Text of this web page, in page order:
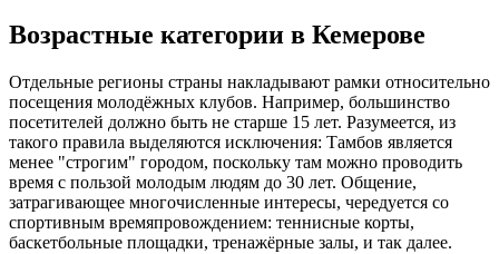
Возрастные категории в Кемерове
Отдельные регионы страны накладывают рамки относительно
посещения молодёжных клубов. Например, большинство
посетителей должно быть не старше 15 лет. Разумеется, из
такого правила выделяются исключения: Тамбов является
менее "строгим" городом, поскольку там можно проводить
время с пользой молодым людям до 30 лет. Общение,
затрагивающее многочисленные интересы, чередуется со
спортивным времяпровождением: теннисные корты,
баскетбольные площадки, тренажёрные залы, и так далее.